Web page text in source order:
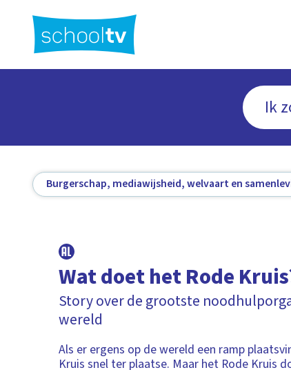
hoofdinhoud
Burgerschap, mediawijsheid, welvaart en
Wat doet het Rode
Story over de grootste
wereld
Als er ergens op de wereld een ramp
Kruis snel ter plaatse. Maar het Rode Kruis